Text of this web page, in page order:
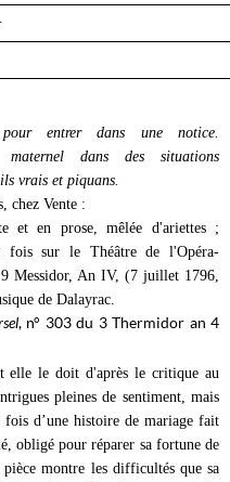
entrer dans une notice.
maternel dans des situations
vrais et piquans.
chez Vente :
et en prose, mêlée d'ariettes ;
fois sur le Théâtre de l'Opéra-
Messidor, An IV, (7 juillet 1796,
de Dalayrac.
, n° 303 du 3 Thermidor an 4
elle le doit d'après le critique au
pleines de sentiment, mais
fois d’une histoire de mariage fait
obligé pour réparer sa fortune de
montre les difficultés que sa